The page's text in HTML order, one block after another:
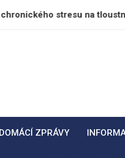
stresu na tloustnutí: Jak
DOMÁCÍ ZPRÁVY